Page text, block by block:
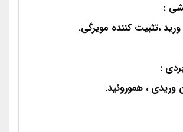
:
،تثبیت کننده مویرگی.
:
وریدی ، هموروئید.